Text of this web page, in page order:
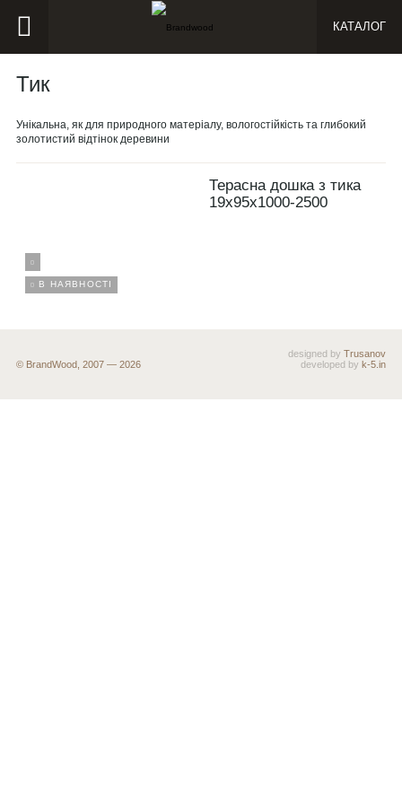
КАТАЛОГ
Тик
Унікальна, як для природного матеріалу, вологостійкість та глибокий
золотистий відтінок деревини
В НАЯВНОСТІ
Терасна дошка з тика
19х95х1000-2500
© BrandWood, 2007 — 2026
designed byTrusanov
developed by k-5.in